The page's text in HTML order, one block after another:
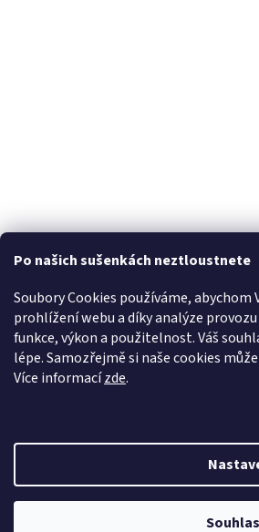
Po našich sušenkách neztloustnete
Soubory Cookies používáme,
prohlížení webu a díky analýze
funkce, výkon a použitelnost. Váš
lépe. Samozřejmě si naše cookies
Více informacízde.
Nechte se odměnit za váš nákup. Věrní